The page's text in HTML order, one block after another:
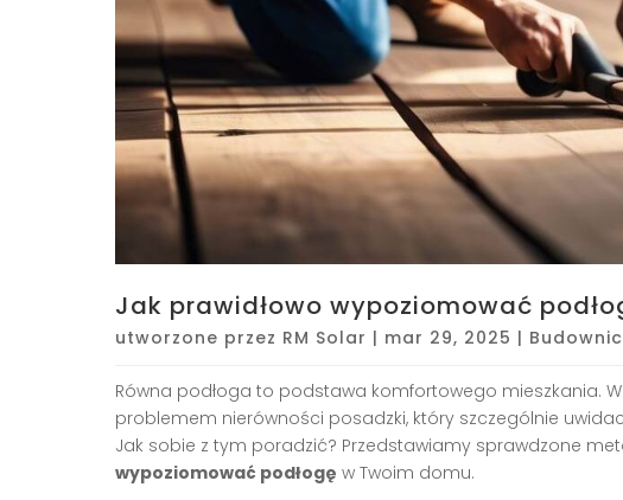
Jak prawidłowo wypoziomować
utworzone przez RM Solar | mar 29, 2025 |
Równa podłoga to podstawa komfortowego mieszkania.
problemem nierówności posadzki, który szczególnie
Jak sobie z tym poradzić? Przedstawiamy sprawdzone
wypoziomować podłogę w Twoim domu.